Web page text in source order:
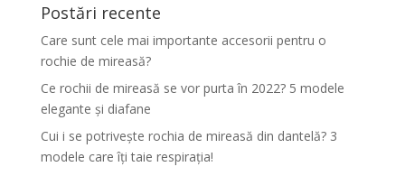
Postări recente
Care sunt cele mai importante accesorii pentru o
rochie de mireasă?
Ce rochii de mireasă se vor purta în 2022? 5 modele
elegante și diafane
Cui i se potrivește rochia de mireasă din dantelă? 3
modele care îți taie respirația!